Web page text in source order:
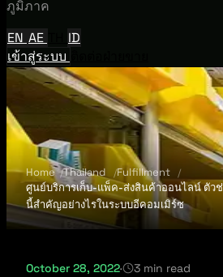
ภูมิภาค
EN AE
ID
เข้าสู่ระบบ
Home Thailand
Fulfillment
ศูนย์บริการเก็บ-แพ็ค-ส่งสินค้าออนไลน์ ตัว
นี้สำคัญอย่างไรในระบบอีคอมเมิร์ซ
October 28, 2022· 3 min read